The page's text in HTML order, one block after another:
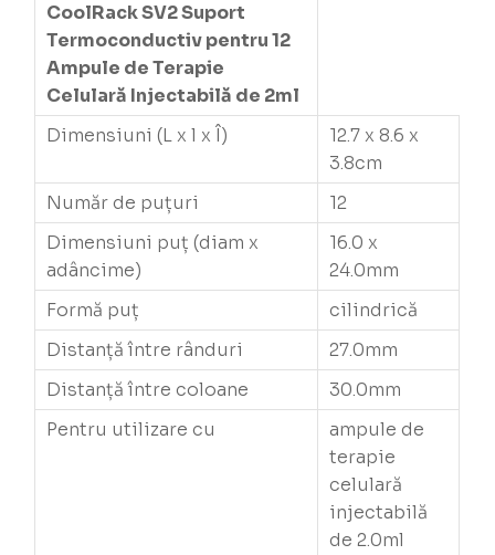
CoolRack SV2 Suport
Termoconductiv pentru 12
Ampule de Terapie
Celulară Injectabilă de 2ml
Dimensiuni (L x l x Î)
12.7 x 8.6 x
3.8cm
Număr de puțuri
12
Dimensiuni puț (diam x
adâncime)
16.0 x
24.0mm
Formă puț
cilindrică
Distanță între rânduri
27.0mm
Distanță între coloane
30.0mm
Pentru utilizare cu
ampule de
terapie
celulară
injectabilă
de 2.0ml